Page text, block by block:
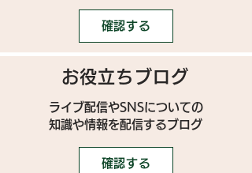
確認する
お役立ちブログ
ライブ配信やSNSについての
​知識や情報を配信するブログ
確認する